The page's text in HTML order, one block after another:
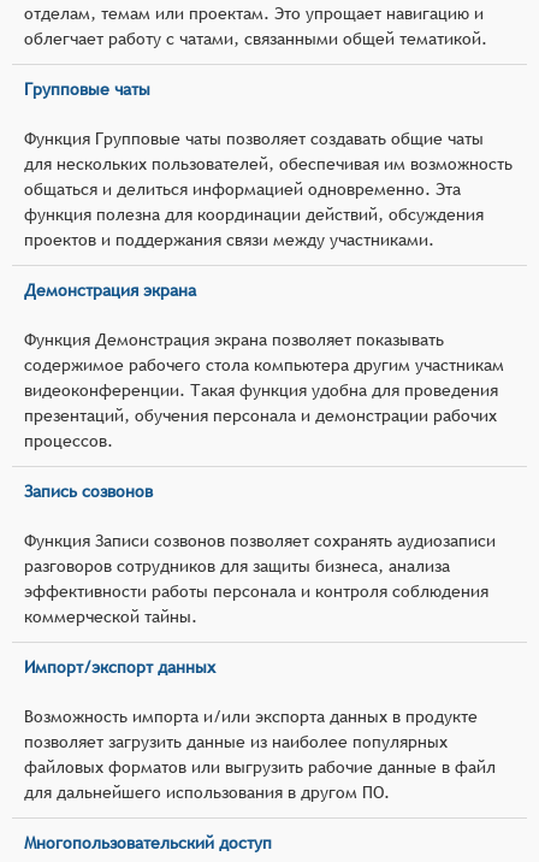
отделам, темам или проектам. Это упрощает навигацию и
облегчает работу с чатами, связанными общей тематикой.
Групповые чаты
Функция Групповые чаты позволяет создавать общие чаты
для нескольких пользователей, обеспечивая им возможность
общаться и делиться информацией одновременно. Эта
функция полезна для координации действий, обсуждения
проектов и поддержания связи между участниками.
Демонстрация экрана
Функция Демонстрация экрана позволяет показывать
содержимое рабочего стола компьютера другим участникам
видеоконференции. Такая функция удобна для проведения
презентаций, обучения персонала и демонстрации рабочих
процессов.
Запись созвонов
Функция Записи созвонов позволяет сохранять аудиозаписи
разговоров сотрудников для защиты бизнеса, анализа
эффективности работы персонала и контроля соблюдения
коммерческой тайны.
Импорт/экспорт данных
Возможность импорта и/или экспорта данных в продукте
позволяет загрузить данные из наиболее популярных
файловых форматов или выгрузить рабочие данные в файл
для дальнейшего использования в другом ПО.
Многопользовательский доступ